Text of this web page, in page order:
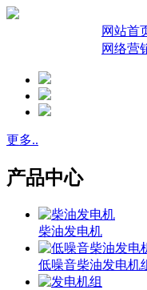
网站首
网络营
更多..
产品中心
柴油发电机
低噪音柴油发电机